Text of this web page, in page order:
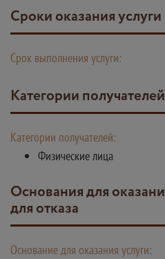
Сроки оказания услуги
Срок выполнения услуги:
Категории получателей
Категории получателей:
Физические лица
Основания для оказания услуги, основания
для отказа
Основание для оказания услуги: